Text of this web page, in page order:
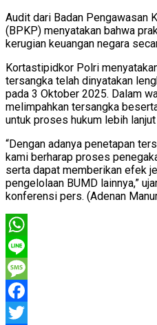
Audit dari Badan Pengawasan
(BPKP) menyatakan bahwa
kerugian keuangan negara
Kortastipidkor Polri
tersangka telah dinyatakan
pada 3 Oktober 2025. Dalam
melimpahkan tersangka
untuk proses hukum lebih
“Dengan adanya penetapan
kami berharap proses
serta dapat memberikan efek
pengelolaan BUMD lainnya,”
konferensi pers. (Adenan
WhatsApp
Line
Message
Facebook